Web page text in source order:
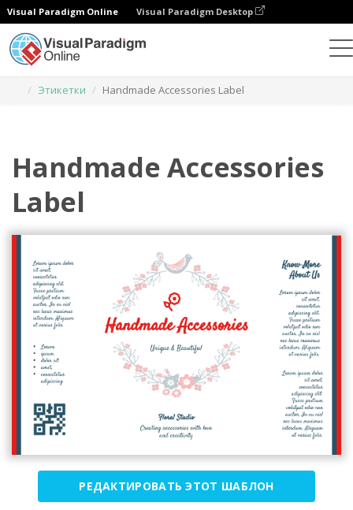
Visual Paradigm Online Visual Paradigm Desktop
Этикетки
Handmade Accessories Label
Handmade Accessories
Label
РЕДАКТИРОВАТЬ ЭТОТ ШАБЛОН